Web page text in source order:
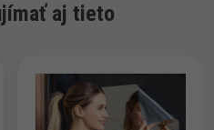
aj tieto